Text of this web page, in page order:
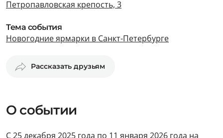
Петропавловская крепость, 3
Тема события
Новогодние ярмарки в Санкт-Петербурге
Рассказать друзьям
О событии
С 25 декабря 2025 года по 11 января 2026 года на